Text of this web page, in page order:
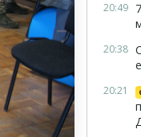
20:49
20:38
20:21